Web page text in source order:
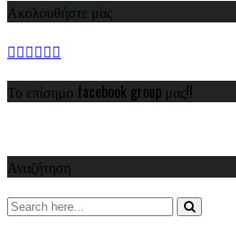
Ακολουθήστε μας
Το επίσημο facebook group μας!!
Αναζήτηση